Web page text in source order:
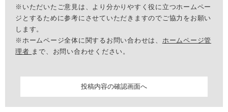
※いただいたご意見は、より分かりやすく役に立つホームペー
ジとするために参考にさせていただきますのでご協力をお願い
します。
※ホームページ全体に関するお問い合わせは、 ホームページ管
理者 まで、お問い合わせください。